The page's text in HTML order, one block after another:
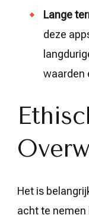
Lange
deze
waarden
Het is
acht te nemen